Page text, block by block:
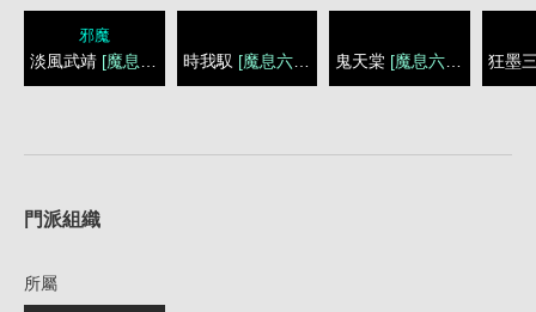
邪魔
淡風武靖 [魔息六將] 時我馭 [魔息六將] 鬼天棠 [魔息六將] 狂墨
門派組織
所屬